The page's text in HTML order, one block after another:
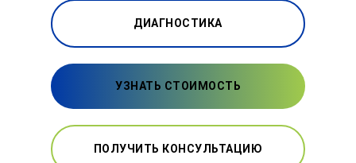
ДИАГНОСТИКА
УЗНАТЬ СТОИМОСТЬ
ПОЛУЧИТЬ КОНСУЛЬТАЦИЮ